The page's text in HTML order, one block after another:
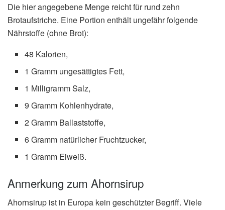
Die hier angegebene Menge reicht für rund zehn
Brotaufstriche. Eine Portion enthält ungefähr folgende
Nährstoffe (ohne Brot):
48 Kalorien,
1 Gramm ungesättigtes Fett,
1 Milligramm Salz,
9 Gramm Kohlenhydrate,
2 Gramm Ballaststoffe,
6 Gramm natürlicher Fruchtzucker,
1 Gramm Eiweiß.
Anmerkung zum Ahornsirup
Ahornsirup ist in Europa kein geschützter Begriff. Viele